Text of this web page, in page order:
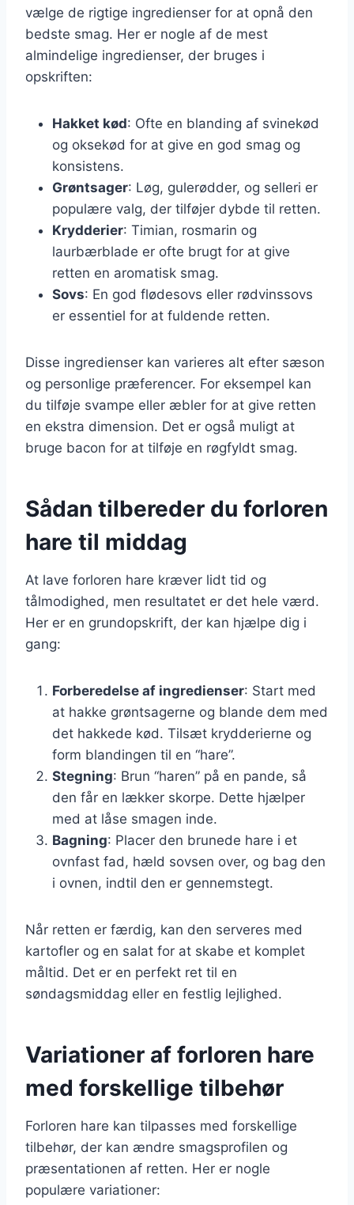
vælge de rigtige ingredienser for at opnå den
bedste smag. Her er nogle af de mest
almindelige ingredienser, der bruges i
opskriften:
Hakket kød: Ofte en blanding af svinekød
og oksekød for at give en god smag og
konsistens.
Grøntsager: Løg, gulerødder, og selleri er
populære valg, der tilføjer dybde til retten.
Krydderier: Timian, rosmarin og
laurbærblade er ofte brugt for at give
retten en aromatisk smag.
Sovs: En god flødesovs eller rødvinssovs
er essentiel for at fuldende retten.
Disse ingredienser kan varieres alt efter sæson
og personlige præferencer. For eksempel kan
du tilføje svampe eller æbler for at give retten
en ekstra dimension. Det er også muligt at
bruge bacon for at tilføje en røgfyldt smag.
Sådan tilbereder du forloren
hare til middag
At lave forloren hare kræver lidt tid og
tålmodighed, men resultatet er det hele værd.
Her er en grundopskrift, der kan hjælpe dig i
gang:
Forberedelse af ingredienser: Start med
at hakke grøntsagerne og blande dem med
det hakkede kød. Tilsæt krydderierne og
form blandingen til en “hare”.
Stegning: Brun “haren” på en pande, så
den får en lækker skorpe. Dette hjælper
med at låse smagen inde.
Bagning: Placer den brunede hare i et
ovnfast fad, hæld sovsen over, og bag den
i ovnen, indtil den er gennemstegt.
Når retten er færdig, kan den serveres med
kartofler og en salat for at skabe et komplet
måltid. Det er en perfekt ret til en
søndagsmiddag eller en festlig lejlighed.
Variationer af forloren hare
med forskellige tilbehør
Forloren hare kan tilpasses med forskellige
tilbehør, der kan ændre smagsprofilen og
præsentationen af retten. Her er nogle
populære variationer: